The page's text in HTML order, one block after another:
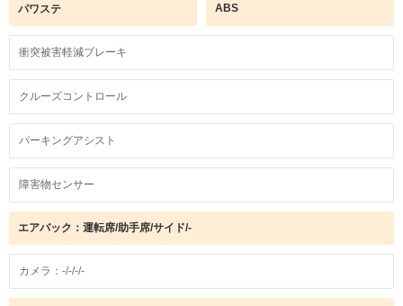
パワステ ABS
衝突被害軽減ブレーキ
クルーズコントロール
パーキングアシスト
障害物センサー
エアバック：運転席/助手席/サイド/-
カメラ：-/-/-/-